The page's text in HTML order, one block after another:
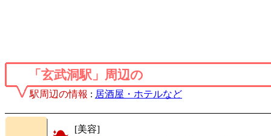
「玄武洞駅」周辺の
駅周辺の情報 : 居酒屋・ホテルなど
[美容]